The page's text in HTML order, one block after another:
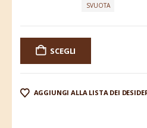
SVUOTA
SCEGLI
AGGIUNGI ALLA LISTA DEI